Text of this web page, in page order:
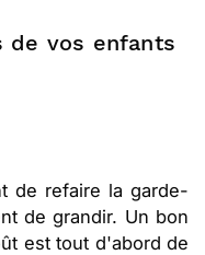
de vos enfants
de refaire la garde-
de grandir. Un bon
est tout d'abord de